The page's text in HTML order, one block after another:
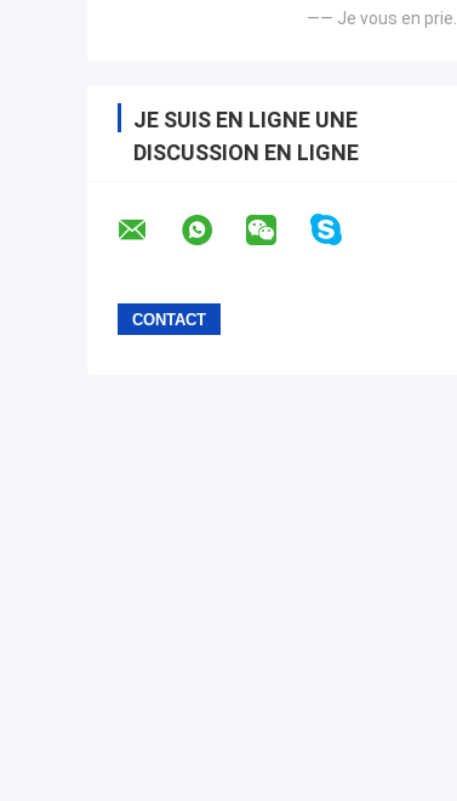
—— Je vous en prie.
JE SUIS EN LIGNE UNE
DISCUSSION EN LIGNE